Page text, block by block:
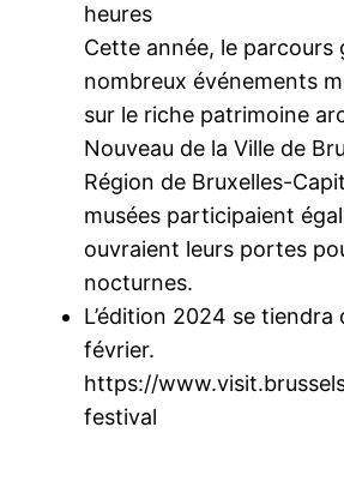
heures
Cette année, le parcours
nombreux événements
sur le riche patrimoine
Nouveau de la Ville de
Région de Bruxelles-
musées participaient
ouvraient leurs portes
nocturnes.
L’édition 2024 se tiendra
février.
https://
festival